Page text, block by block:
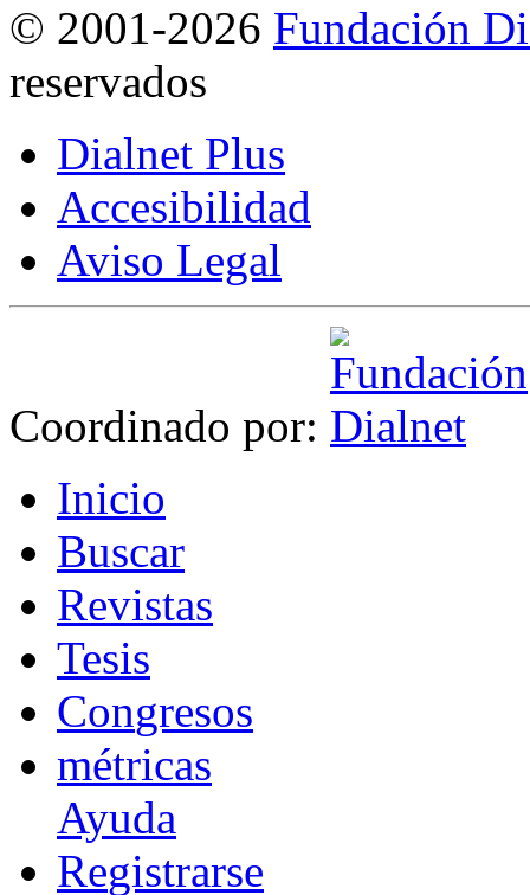
© 2001-2026 Fundación
reservados
Dialnet Plus
Accesibilidad
Aviso Legal
Coordinado por:
Inicio
Buscar
Revistas
Tesis
Congresos
métricas
Ayuda
Registrarse